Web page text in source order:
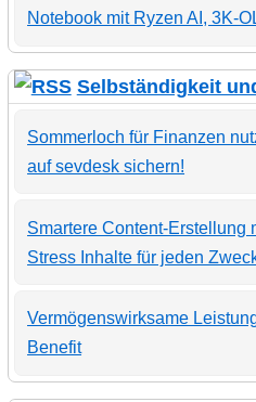
Notebook mit Ryzen AI, 3K-
Selbständigkeit
Sommerloch für Finanzen
auf sevdesk sichern!
Smartere Content-Erstellung
Stress Inhalte für jeden
Vermögenswirksame
Benefit